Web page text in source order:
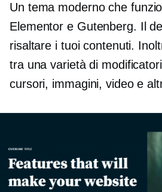
Un tema moderno che
Elementor e Gutenberg. Il
risaltare i tuoi contenuti.
tra una varietà di
cursori, immagini, video e